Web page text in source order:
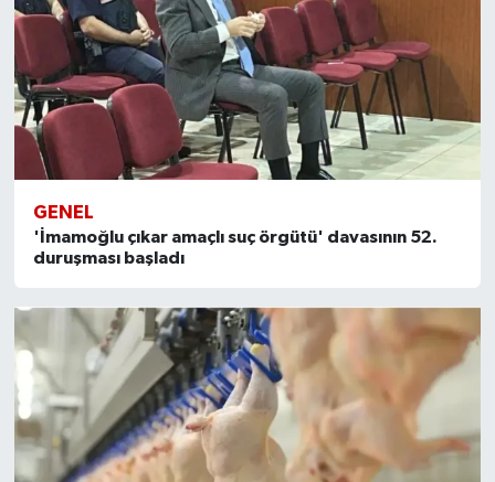
GENEL
'İmamoğlu çıkar amaçlı suç örgütü' davasının 52.
duruşması başladı